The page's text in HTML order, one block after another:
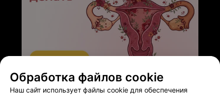
ЭФФЕКТИВНАЯ РЕКЛАМА НА САЙТЕ
Обработка файлов cookie
Наш сайт использует файлы cookie для обеспечения